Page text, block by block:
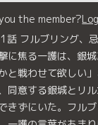
the member?
話 フルブリング、
に焦る一護は、銀
と戦わせて欲しい
同意する銀城とリ
きずにいた。フル